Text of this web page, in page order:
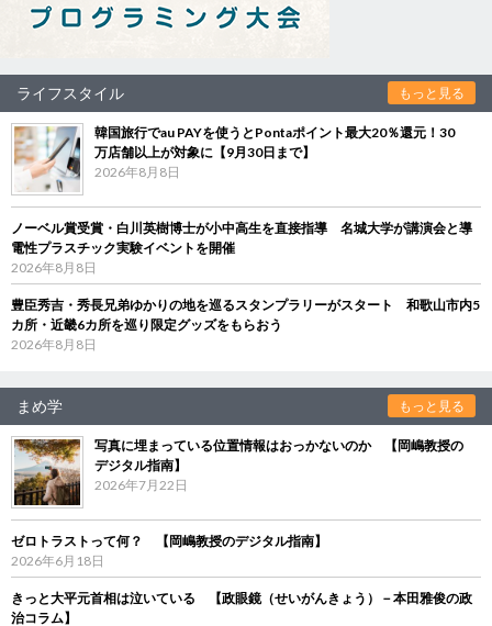
ライフスタイル もっと見る
韓国旅行でau PAYを使うとPontaポイント最大20％還元！30
万店舗以上が対象に【9月30日まで】
2026年8月8日
ノーベル賞受賞・白川英樹博士が小中高生を直接指導 名城大学が講演会と導
電性プラスチック実験イベントを開催
2026年8月8日
豊臣秀吉・秀長兄弟ゆかりの地を巡るスタンプラリーがスタート 和歌山市内5
カ所・近畿6カ所を巡り限定グッズをもらおう
2026年8月8日
まめ学 もっと見る
写真に埋まっている位置情報はおっかないのか 【岡嶋教授の
デジタル指南】
2026年7月22日
ゼロトラストって何？ 【岡嶋教授のデジタル指南】
2026年6月18日
きっと大平元首相は泣いている 【政眼鏡（せいがんきょう）－本田雅俊の政
治コラム】